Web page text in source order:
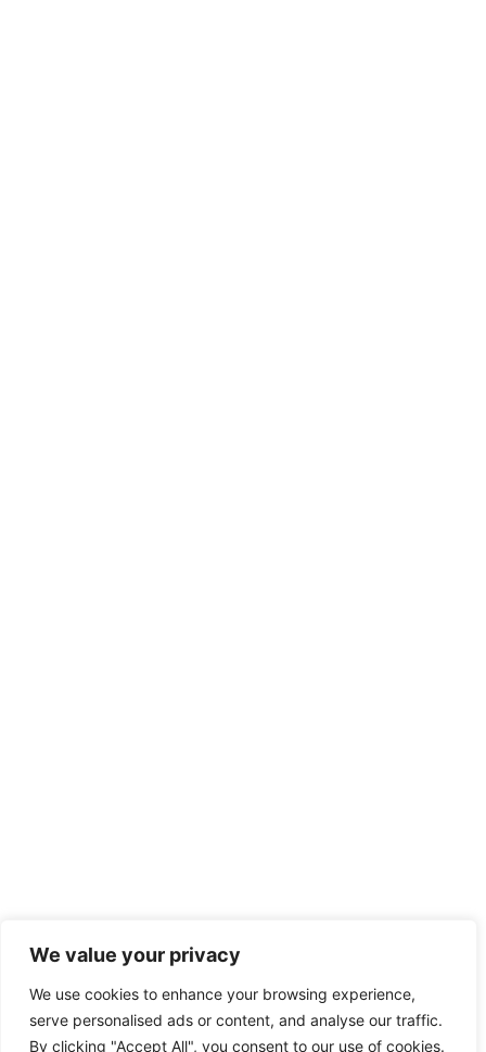
We value your privacy
We use cookies to enhance your browsing experience,
serve personalised ads or content, and analyse our traffic.
By clicking "Accept All", you consent to our use of cookies.